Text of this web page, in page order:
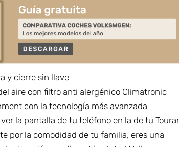
y cierre sin llave
aire con filtro anti alergénico Climatronic
con la tecnología más avanzada
la pantalla de tu teléfono en la de tu
por la comodidad de tu familia, eres una